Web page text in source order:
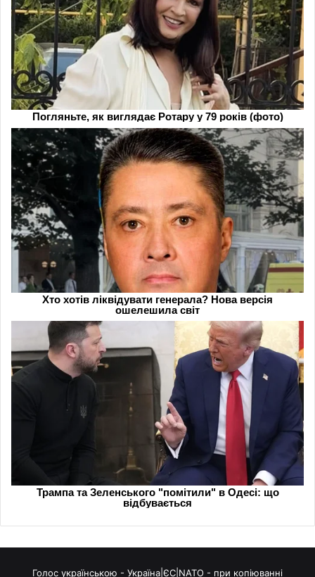
Голос українською - Україна|ЄС|NATO - при копіюванні